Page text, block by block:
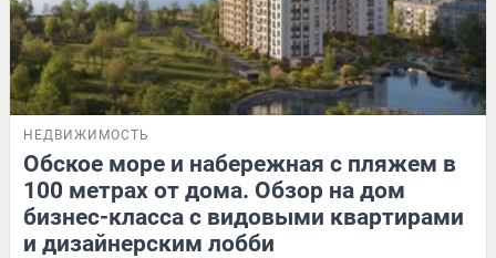
НЕДВИЖИМОСТЬ
Обское море и набережная с пляжем в
100 метрах от дома. Обзор на дом
бизнес-класса с видовыми квартирами
и дизайнерским лобби